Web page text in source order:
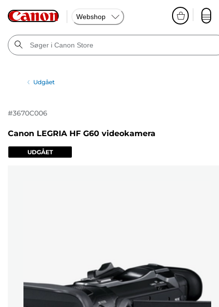
Webshop
Udgået
#3670C006
Canon LEGRIA HF G60 videokamera
UDGÅET